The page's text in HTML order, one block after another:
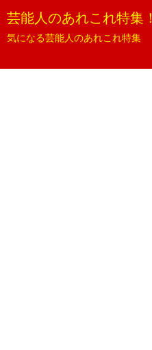
芸能人のあれこれ特集！
気になる芸能人のあれこれ特集